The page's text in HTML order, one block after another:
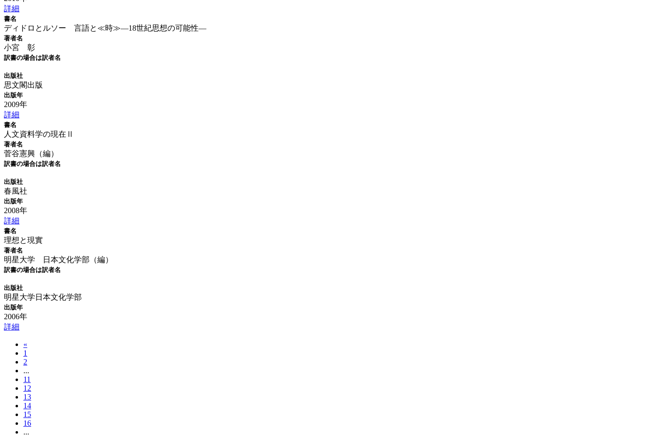
詳細
書名
ディドロとルソー 言語と≪時≫―18世紀思想の可能性―
著者名
小宮 彰
訳書の場合は訳者名
出版社
思文閣出版
出版年
2009年
詳細
書名
人文資料学の現在Ⅱ
著者名
菅谷憲興（編）
訳書の場合は訳者名
出版社
春風社
出版年
2008年
詳細
書名
理想と現實
著者名
明星大学 日本文化学部（編）
訳書の場合は訳者名
出版社
明星大学日本文化学部
出版年
2006年
詳細
«
1
2
...
11
12
13
14
15
16
...